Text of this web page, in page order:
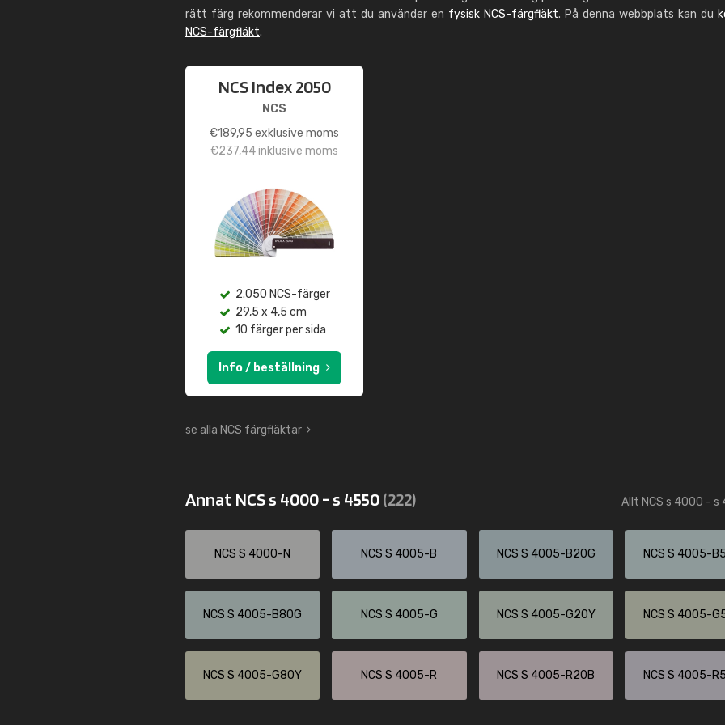
rätt färg rekommenderar vi att du använder en fysisk NCS-färgfläkt. På denna webbplats kan du
NCS-färgfläkt.
NCS Index 2050
NCS
€189,95 exklusive moms
€237,44inklusive moms
2.050 NCS-färger
29,5 x 4,5 cm
10 färger per sida
Info / beställning
se alla NCS färgfläktar
Annat NCS s 4000 - s 4550(222) Allt NCS s 4000 - s
NCS S 4000-N NCS S 4005-B NCS S 4005-B20G NCS S 4005-
NCS S 4005-B80G NCS S 4005-G NCS S 4005-G20Y NCS S 4005-
NCS S 4005-G80Y NCS S 4005-R NCS S 4005-R20B NCS S 4005-